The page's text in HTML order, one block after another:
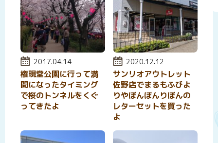
投稿日:
2017.04.14
権現堂公園に行って満
開になったタイミング
で桜のトンネルをくぐ
ってきたよ
投稿日:
2020.12.12
サンリオアウトレット
佐野店でまるもふびよ
りやぼんぼんりぼんの
レターセットを買った
よ